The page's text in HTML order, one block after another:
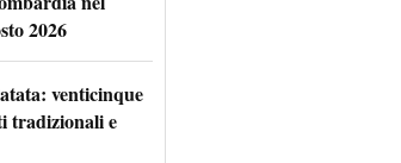
2026
venticinque
tradizionali e